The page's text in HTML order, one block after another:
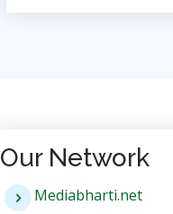
Our Network
Mediabharti.net